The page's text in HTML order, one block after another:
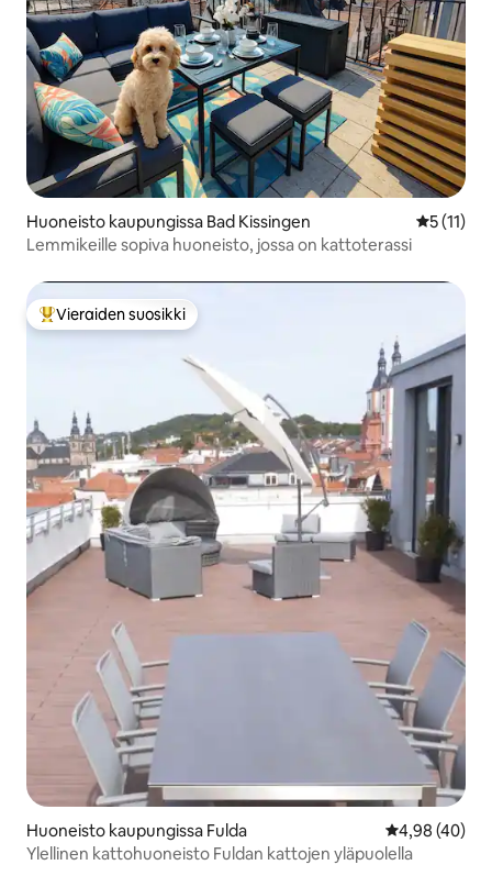
Huoneisto kaupungissa Bad Kissingen
5 (11)
Lemmikeille sopiva huoneisto, jossa on kattoterassi
Vieraiden suosikkien parhaimmistoa
Vieraiden suosikki
Huoneisto kaupungissa Fulda
4,98 (40)
Ylellinen kattohuoneisto Fuldan kattojen yläpuolella